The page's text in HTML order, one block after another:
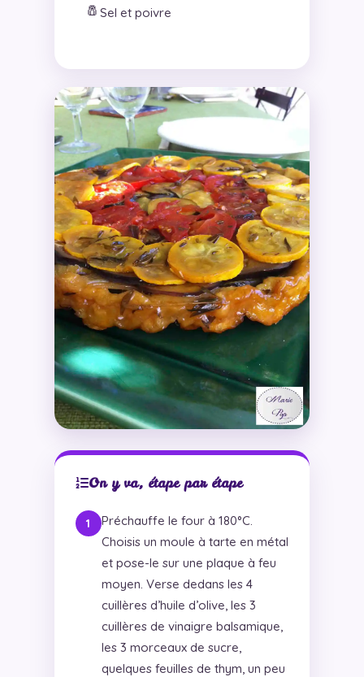
🧂 Sel et poivre
On y va, étape par étape
Préchauffe le four à 180°C.
Choisis un moule à tarte en métal
et pose-le sur une plaque à feu
moyen. Verse dedans les 4
cuillères d’huile d’olive, les 3
cuillères de vinaigre balsamique,
les 3 morceaux de sucre,
quelques feuilles de thym, un peu